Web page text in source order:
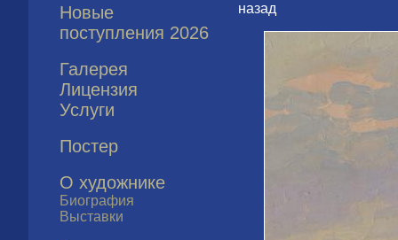
Новые
поступления 2026
Галерея
Лицензия
Услуги
Постер
О художнике
Биография
Выставки
назад